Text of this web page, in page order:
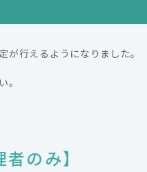
行えるようになりました。
。
のみ】